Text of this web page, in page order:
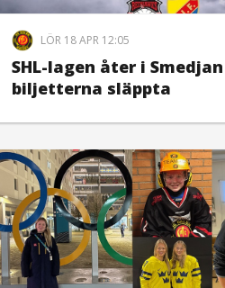
LÖR 18 APR 12:05
SHL-lagen åter i
biljetterna släppta